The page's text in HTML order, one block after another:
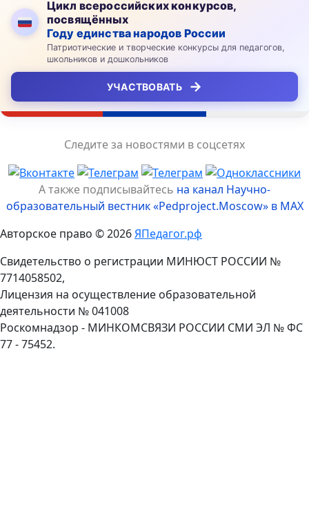
Цикл всероссийских конкурсов,
посвящённых
Году единства народов России
Патриотические и творческие конкурсы для педагогов,
школьников и дошкольников
УЧАСТВОВАТЬ →
Следите за новостями в соцсетях
А также подписывайтесь на канал Научно-
образовательный вестник «Pedproject.Moscow» в MAX
Авторское право © 2026ЯПедагог.рф
Свидетельство о регистрации МИНЮСТ РОССИИ №
7714058502,
Лицензия на осуществление образовательной
деятельности № 041008
Роскомнадзор - МИНКОМСВЯЗИ РОССИИ СМИ ЭЛ № ФС
77 - 75452.